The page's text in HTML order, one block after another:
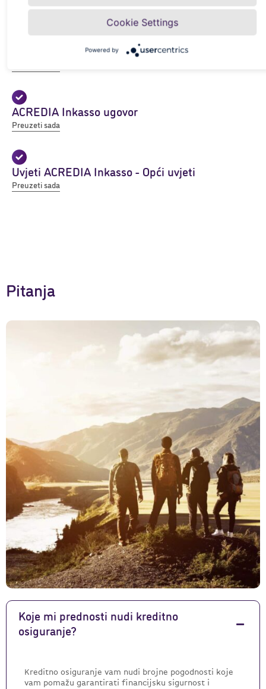
Uvjeti za naplatu potraživanja ACREDIA
Services SEE d.o.o. - ACREDIA Inkasso
ACREDIA Inkasso ugovor
Preuzeti sada
Uvjeti ACREDIA Inkasso - Opći uvjeti
Preuzeti sada
Pitanja
Koje mi prednosti nudi kreditno
osiguranje?
Kreditno osiguranje vam nudi brojne pogodnosti koje
vam pomažu garantirati financijsku sigurnost i
Cookie Settings
Powered by